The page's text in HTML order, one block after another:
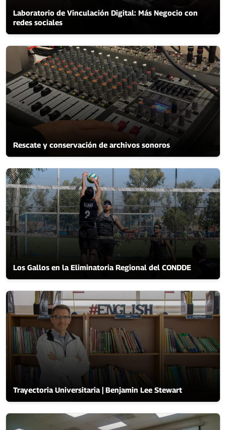
Laboratorio de Vinculación Digital: Más Negocio con
redes sociales
Rescate y conservación de archivos sonoros
Los Gallos en la Eliminatoria Regional del CONDDE
Trayectoria Universitaria | Benjamin Lee Stewart